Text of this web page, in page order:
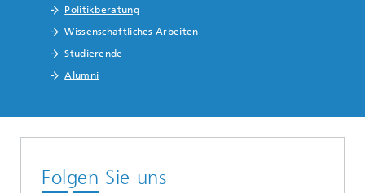
Politikberatung
Wissenschaftliches Arbeiten
Studierende
Alumni
Folgen Sie uns